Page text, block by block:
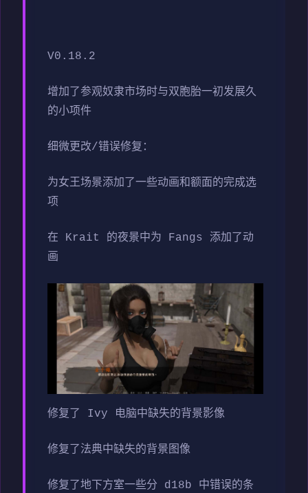
V0.18.2
增加了参观奴隶市场时与双胞胎一初发展久
的小项件
细微更改/错误修复：
为女王场景添加了一些动画和额面的完成选
项
在 Krait 的夜景中为 Fangs 添加了动
画
修复了 Ivy 电脑中缺失的背景影像
修复了法典中缺失的背景图像
修复了地下方室一些分 d18b 中错误的条